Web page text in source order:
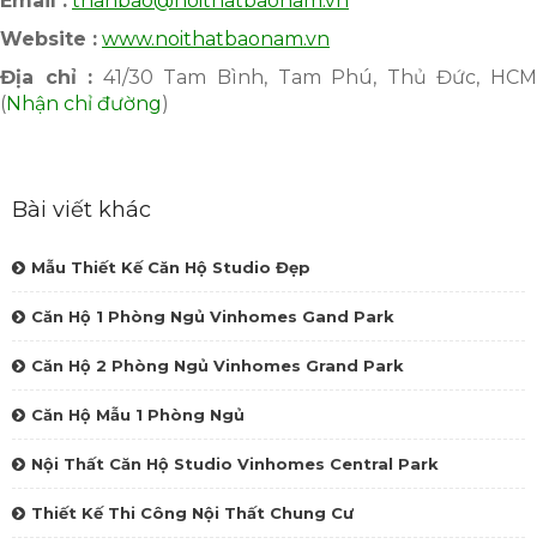
Website : www.noithatbaonam.vn
Địa chỉ : 41/30 Tam Bình, Tam Phú, Thủ Đức, HCM
( Nhận chỉ đường)
Bài viết khác
Mẫu Thiết Kế Căn Hộ Studio Đẹp
Căn Hộ 1 Phòng Ngủ Vinhomes Gand Park
Căn Hộ 2 Phòng Ngủ Vinhomes Grand Park
Căn Hộ Mẫu 1 Phòng Ngủ
Nội Thất Căn Hộ Studio Vinhomes Central Park
Thiết Kế Thi Công Nội Thất Chung Cư